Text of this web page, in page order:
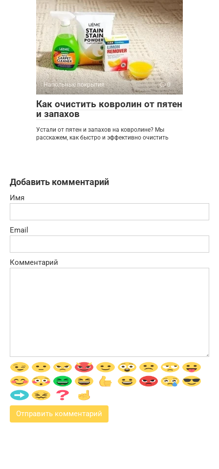
Напольные покрытия 0
Как очистить ковролин от пятен
и запахов
Устали от пятен и запахов на ковролине? Мы
расскажем, как быстро и эффективно очистить
Добавить комментарий
Имя
Email
Комментарий